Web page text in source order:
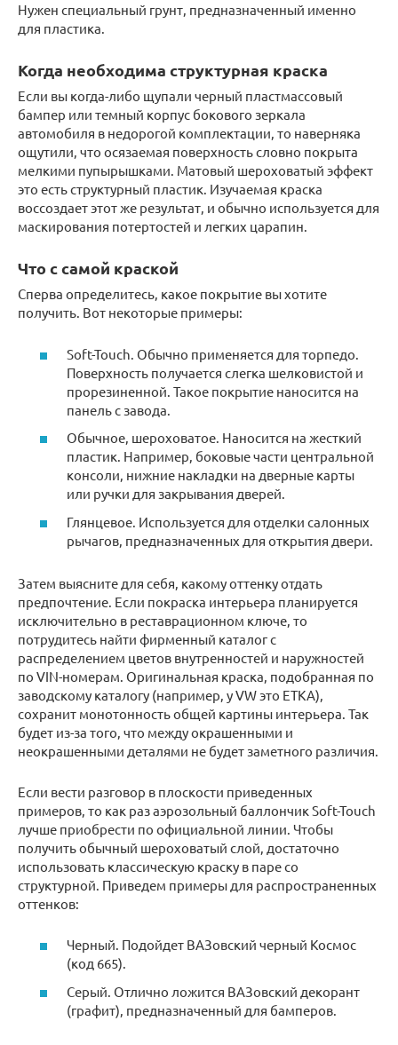
Нужен специальный грунт, предназначенный именно
для пластика.
Когда необходима структурная краска
Если вы когда-либо щупали черный пластмассовый
бампер или темный корпус бокового зеркала
автомобиля в недорогой комплектации, то наверняка
ощутили, что осязаемая поверхность словно покрыта
мелкими пупырышками. Матовый шероховатый эффект
это есть структурный пластик. Изучаемая краска
воссоздает этот же результат, и обычно используется для
маскирования потертостей и легких царапин.
Что с самой краской
Сперва определитесь, какое покрытие вы хотите
получить. Вот некоторые примеры:
Soft-Touch. Обычно применяется для торпедо.
Поверхность получается слегка шелковистой и
прорезиненной. Такое покрытие наносится на
панель с завода.
Обычное, шероховатое. Наносится на жесткий
пластик. Например, боковые части центральной
консоли, нижние накладки на дверные карты
или ручки для закрывания дверей.
Глянцевое. Используется для отделки салонных
рычагов, предназначенных для открытия двери.
Затем выясните для себя, какому оттенку отдать
предпочтение. Если покраска интерьера планируется
исключительно в реставрационном ключе, то
потрудитесь найти фирменный каталог с
распределением цветов внутренностей и наружностей
по VIN-номерам. Оригинальная краска, подобранная по
заводскому каталогу (например, у VW это ETKA),
сохранит монотонность общей картины интерьера. Так
будет из-за того, что между окрашенными и
неокрашенными деталями не будет заметного различия.
Если вести разговор в плоскости приведенных
примеров, то как раз аэрозольный баллончик Soft-Touch
лучше приобрести по официальной линии. Чтобы
получить обычный шероховатый слой, достаточно
использовать классическую краску в паре со
структурной. Приведем примеры для распространенных
оттенков:
Черный. Подойдет ВАЗовский черный Космос
(код 665).
Серый. Отлично ложится ВАЗовский декорант
(графит), предназначенный для бамперов.